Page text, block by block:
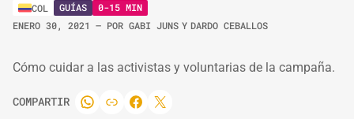
COL GUÍAS
0-15 MIN
ENERO 30, 2021 – POR GABI JUNS Y DARDO CEBALLOS
Cómo cuidar a las activistas y voluntarias de la campaña.
COMPARTIR